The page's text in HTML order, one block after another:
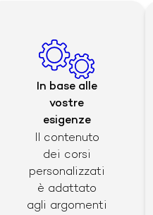
In base alle
vostre
esigenze
Il contenuto
dei corsi
personalizzati
è adattato
agli argomenti